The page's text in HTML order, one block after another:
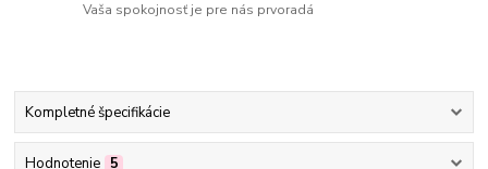
Vaša spokojnosť je pre nás prvoradá
Kompletné špecifikácie
Hodnotenie 5